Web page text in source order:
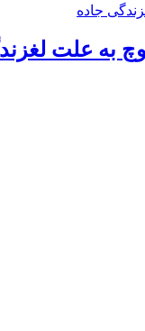
به علت